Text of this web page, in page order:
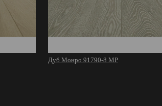
Дуб Монро 91790-8 MР